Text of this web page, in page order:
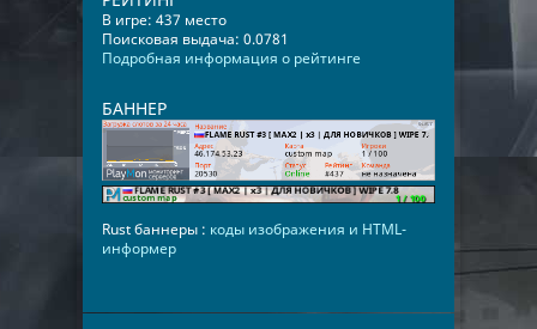
В игре: 437 место
Поисковая выдача: 0.0781
Подробная информация о рейтинге
БАННЕР
Rust баннеры : коды изображения и HTML-
информер